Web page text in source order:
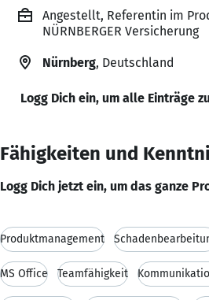
Angestellt, Referentin im
NÜRNBERGER Versicherung
Nürnberg, Deutschland
Logg Dich ein, um alle Einträge
Fähigkeiten und
Logg Dich jetzt ein, um das ganze
Produktmanagement
MS Office Teamfähigkeit